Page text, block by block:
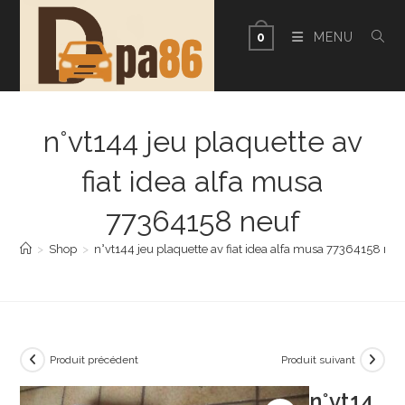
0 MENU
n°vt144 jeu plaquette av
fiat idea alfa musa
77364158 neuf
> Shop > n°vt144 jeu plaquette av fiat idea alfa musa 77364158
Produit précédent Produit suivant